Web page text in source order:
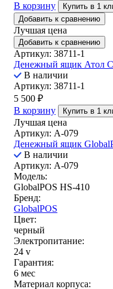
В корзину
Купить в 1
Добавить к сравнению
Лучшая цена
Добавить к сравнению
Артикул: 38711-1
Денежный ящик Атол
В наличии
Артикул: 38711-1
5 500 ₽
В корзину
Купить в 1
Лучшая цена
Артикул: A-079
Денежный ящик
В наличии
Артикул: A-079
Модель:
GlobalPOS HS-410
Бренд:
GlobalPOS
Цвет:
черный
Электропитание:
24 v
Гарантия:
6 мес
Материал корпуса: